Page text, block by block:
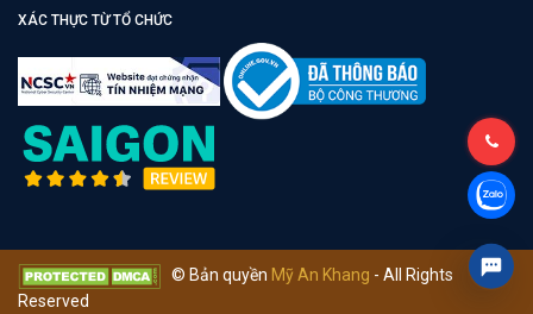
XÁC THỰC TỪ TỔ CHỨC
© Bản quyền Mỹ An Khang - All Rights
Reserved